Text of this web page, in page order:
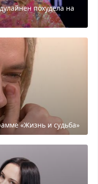
похудела на
«Жизнь и судьба»